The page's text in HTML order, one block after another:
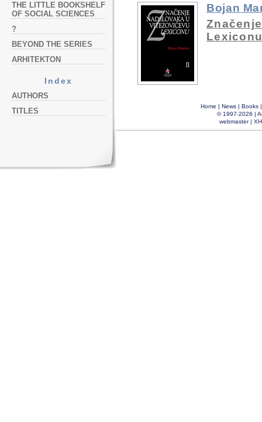
THE LITTLE BOOKSHELF
OF SOCIAL SCIENCES
?
BEYOND THE SERIES
ARHITEKTON
Index
AUTHORS
TITLES
Bojan
Home | News| Books
© 1997-2026 |
webmaster|